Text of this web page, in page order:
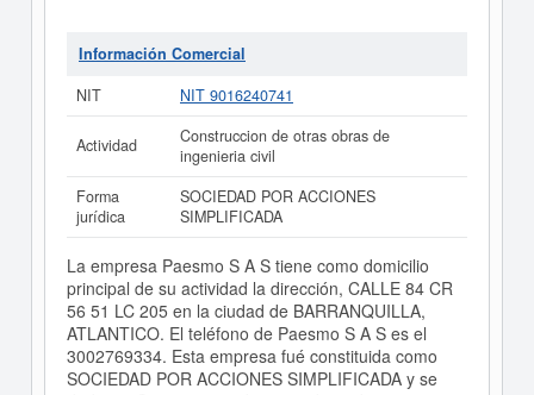
Información Comercial
NIT
NIT 9016240741
Actividad
Construccion de otras obras de
ingenieria civil
Forma
jurídica
SOCIEDAD POR ACCIONES
SIMPLIFICADA
La empresa Paesmo S A S tiene como domicilio
principal de su actividad la dirección, CALLE 84 CR
56 51 LC 205 en la ciudad de BARRANQUILLA,
ATLANTICO. El teléfono de Paesmo S A S es el
3002769334. Esta empresa fué constituida como
SOCIEDAD POR ACCIONES SIMPLIFICADA y se